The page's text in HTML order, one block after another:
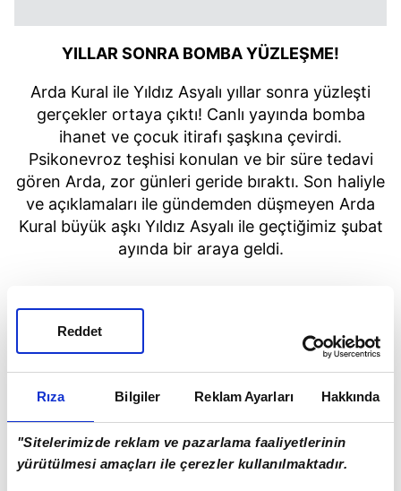
Rıza Bilgiler Reklam Ayarları Hakkında
"Sitelerimizde reklam ve pazarlama faaliyetlerinin
yürütülmesi amaçları ile çerezler kullanılmaktadır.
Reddet
YILLAR SONRA BOMBA YÜZLEŞME!
Arda Kural ile Yıldız Asyalı yıllar sonra yüzleşti
gerçekler ortaya çıktı! Canlı yayında bomba
ihanet ve çocuk itirafı şaşkına çevirdi.
Psikonevroz teşhisi konulan ve bir süre tedavi
gören Arda, zor günleri geride bıraktı. Son haliyle
ve açıklamaları ile gündemden düşmeyen Arda
Kural büyük aşkı Yıldız Asyalı ile geçtiğimiz şubat
ayında bir araya geldi.